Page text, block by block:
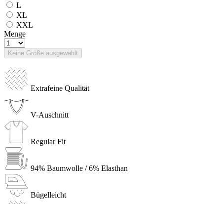
L
XL
XXL
Menge
Keine Größe ausgewählt
Extrafeine Qualität
V-Auschnitt
Regular Fit
94% Baumwolle / 6% Elasthan
Bügelleicht